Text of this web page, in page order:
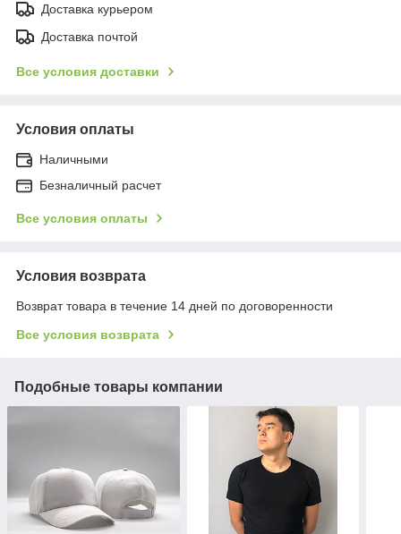
Доставка курьером
Доставка почтой
Все условия доставки
Условия оплаты
Наличными
Безналичный расчет
Все условия оплаты
Условия возврата
Возврат товара в течение 14 дней по договоренности
Все условия возврата
Подобные товары компании